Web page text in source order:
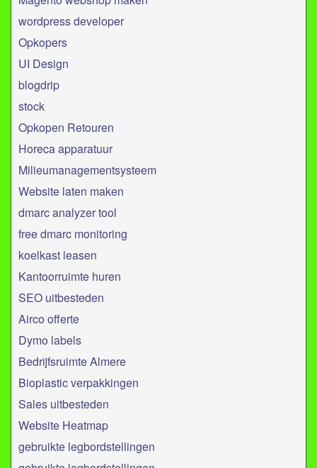
wordpress developer
Opkopers
UI Design
blogdrip
stock
Opkopen Retouren
Horeca apparatuur
Milieumanagementsysteem
Website laten maken
dmarc analyzer tool
free dmarc monitoring
koelkast leasen
Kantoorruimte huren
SEO uitbesteden
Airco offerte
Dymo labels
Bedrijfsruimte Almere
Bioplastic verpakkingen
Sales uitbesteden
Website Heatmap
gebruikte legbordstellingen